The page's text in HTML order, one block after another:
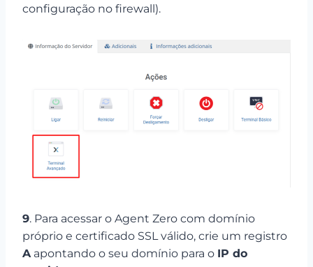
configuração no firewall).
9. Para acessar o Agent Zero com domínio
próprio e certificado SSL válido, crie um registro
Aapontando o seu domínio para o IP do